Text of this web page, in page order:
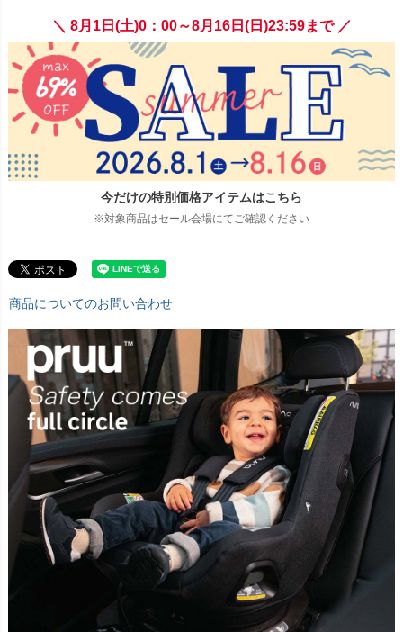
＼ 8月1日(土)0：00～8月16日(日)23:59まで ／
今だけの特別価格アイテムはこちら
※対象商品はセール会場にてご確認ください
商品についてのお問い合わせ